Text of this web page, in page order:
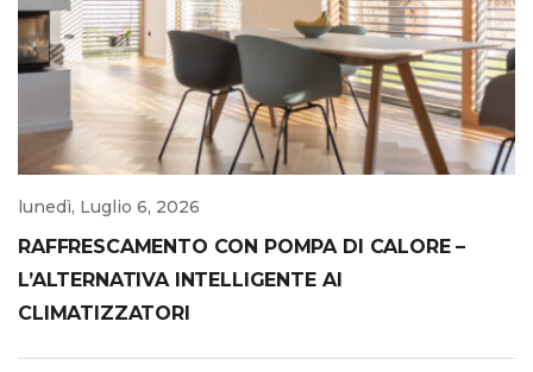
lunedì, Luglio 6, 2026
RAFFRESCAMENTO CON POMPA DI CALORE –
L’ALTERNATIVA INTELLIGENTE AI
CLIMATIZZATORI